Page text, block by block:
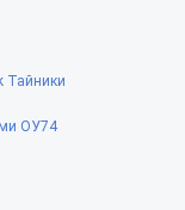
Тайники
ОУ74